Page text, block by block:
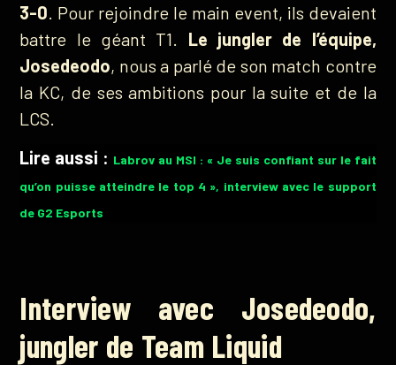
3-0 . Pour rejoindre le main event, ils devaient
battre le géant T1. Le jungler de l’équipe,
Josedeodo, nous a parlé de son match contre
la KC, de ses ambitions pour la suite et de la
LCS.
Lire aussi : Labrov au MSI : « Je suis confiant sur le fait
qu’on puisse atteindre le top 4 », interview avec le support
de G2 Esports
Interview avec Josedeodo,
jungler de Team Liquid